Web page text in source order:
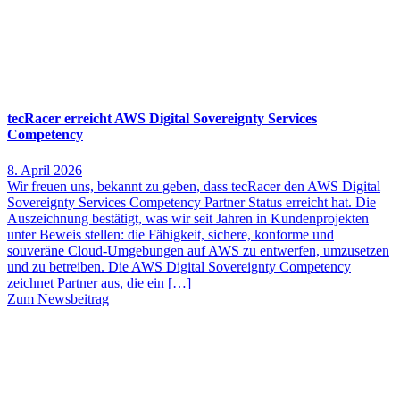
tecRacer erreicht AWS Digital Sovereignty Services
Competency
8. April 2026
Wir freuen uns, bekannt zu geben, dass tecRacer den AWS Digital
Sovereignty Services Competency Partner Status erreicht hat. Die
Auszeichnung bestätigt, was wir seit Jahren in Kundenprojekten
unter Beweis stellen: die Fähigkeit, sichere, konforme und
souveräne Cloud-Umgebungen auf AWS zu entwerfen, umzusetzen
und zu betreiben. Die AWS Digital Sovereignty Competency
zeichnet Partner aus, die ein […]
Zum Newsbeitrag